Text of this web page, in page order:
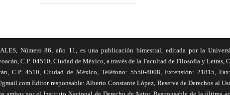
Número 86, año 11, es una publicación bimestral, editada por la
C.P. 04510, Ciudad de México, a través de la Facultad de Filosofía y Letras,
C.P. 4510, Ciudad de México, Teléfono: 5550-8008, Extensión: 21815,
Editor responsable: Alberto Constante López, Reserva de Derechos al